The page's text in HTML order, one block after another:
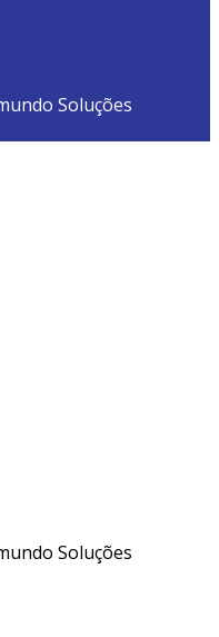
Soluções
Soluções